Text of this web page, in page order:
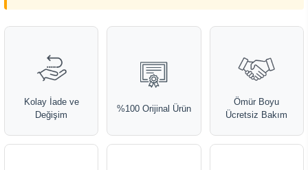
Kolay İade ve
Değişim
%100 Orijinal Ürün
Ömür Boyu
Ücretsiz Bakım